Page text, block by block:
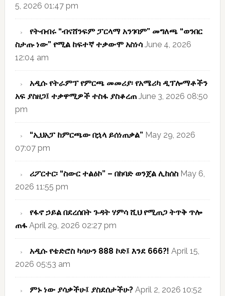
5, 2026 01:47 pm
የትብብሩ “ብናሸንፍም ፓርላማ አንገባም” መግለጫ “ወንበር
ስታጡ ነው” የሚል ከፍተኛ ተቃውሞ አስነሳ June 4, 2026
12:04 am
አዲሱ የትራምፕ የምርጫ መመሪያ፡ የአሜሪካ ዲፕሎማቶችን
አፍ ያስዘጋ፤ ተቃዋሚዎች ተስፋ ያስቆረጠ June 3, 2026 08:50
pm
“ኢህአፓ ከምርጫው በኋላ ይሰነጠቃል” May 29, 2026
07:07 pm
ሪፖርተር፡ “ስውር ተልዕኮ” – በከባድ ወንጀል ሊከሰስ May 6,
2026 11:55 pm
የፋኖ ኃይል በደረሰበት ጉዳት ሃምሳ ሺህ የሚጠጋ ትጥቅ ጥሎ
ጠፋ April 29, 2026 02:27 pm
አዲሱ የቴድሮስ ካሳሁን 888 ኮድ፤ እንደ 666?! April 15,
2026 05:53 am
ምኑ ነው ያሳቃችሁ፤ ያስደሰታችሁ? April 2, 2026 10:52